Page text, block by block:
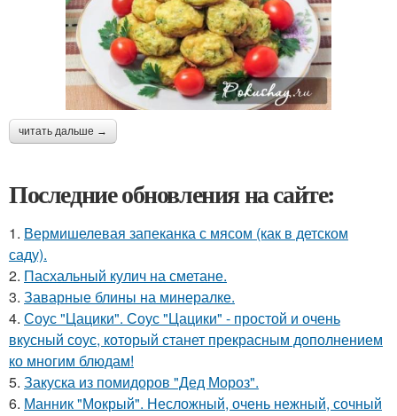
читать дальше →
Последние обновления на сайте:
1. Вермишелевая запеканка с мясом (как в детском
саду).
2. Пасхальный кулич на сметане.
3. Заварные блины на минералке.
4. Соус "Цацики". Соус "Цацики" - простой и очень
вкусный соус, который станет прекрасным дополнением
ко многим блюдам!
5. Закуска из помидоров "Дед Мороз".
6. Манник "Мокрый". Несложный, очень нежный, сочный